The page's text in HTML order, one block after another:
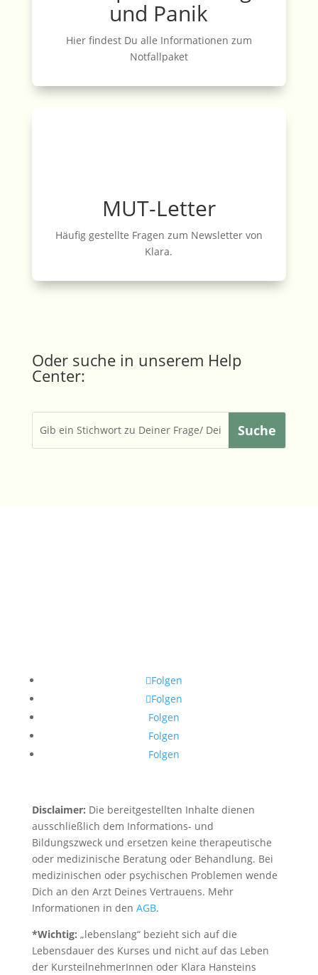
und Panik
Hier findest Du alle Informationen zum
Notfallpaket
MUT-Letter
Häufig gestellte Fragen zum Newsletter von
Klara.
Oder suche in unserem Help
Center:
Folgen
Folgen
Folgen
Folgen
Folgen
Disclaimer: Die bereitgestellten Inhalte dienen
ausschließlich dem Informations- und
Bildungszweck und ersetzen keine therapeutische
oder medizinische Beratung oder Behandlung. Bei
medizinischen oder psychischen Problemen wende
Dich an den Arzt Deines Vertrauens. Mehr
Informationen in den AGB.
*Wichtig: „lebenslang“ bezieht sich auf die
Lebensdauer des Kurses und nicht auf das Leben
der KursteilnehmerInnen oder Klara Hansteins